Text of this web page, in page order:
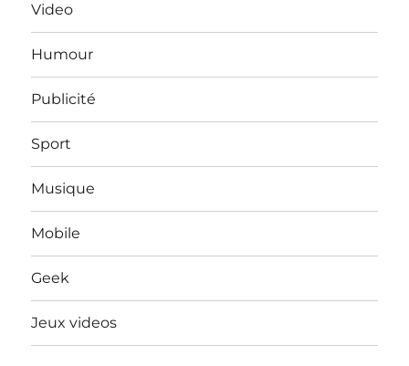
Video
Humour
Publicité
Sport
Musique
Mobile
Geek
Jeux videos